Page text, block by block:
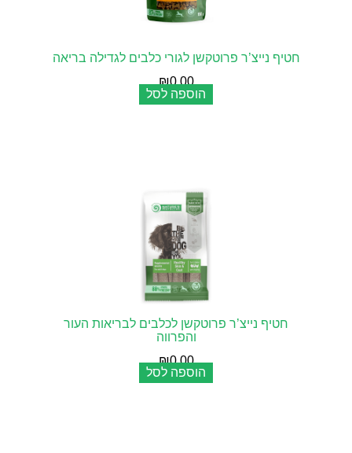
חטיף נייצ’ר פרוטקשן לגורי כלבים לגדילה בריאה
₪0.00
הוספה לסל
חטיף נייצ’ר פרוטקשן לכלבים לבריאות העור
והפרווה
₪0.00
הוספה לסל